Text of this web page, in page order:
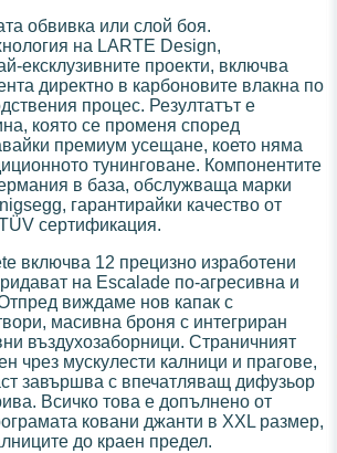
обвивка или слой боя.
на LARTE Design,
ексклузивните проекти, включва
директно в карбоновите влакна по
процес. Резултатът е
която се променя според
премиум усещане, което няма
тунинговане. Компонентите
в база, обслужваща марки
гарантирайки качество от
сертификация.
включва 12 прецизно изработени
на Escalade по-агресивна и
виждаме нов капак с
масивна броня с интегриран
въздухозаборници. Страничният
чрез мускулести калници и прагове,
завършва с впечатляващ дифузьор
Всичко това е допълнено от
ковани джанти в XXL размер,
до краен предел.